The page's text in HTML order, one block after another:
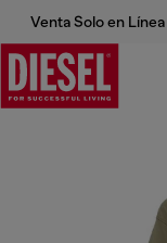
Venta Solo en